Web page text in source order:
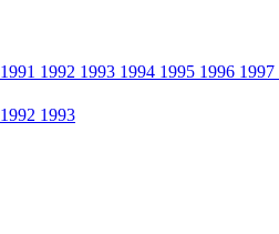
1991 1992 1993 1994 1995 1996 1997
1992 1993